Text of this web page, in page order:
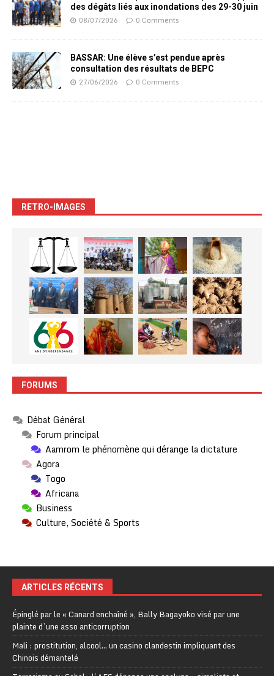
des dégâts liés aux inondations des 29-30 juin
08/07/2026 0 Comments
BASSAR: Une élève s’est pendue après
consultation des résultats de BEPC
27/06/2026 0 Comments
RETRO-IMAGES
FORUMS
Débat Général
Forum principal
Aamrom le phénomène qui dérange la dictature
Agora
Togo
Africana
Business
Culture, Société & Sports
ARTICLES RÉCENTS
Épinglé par le « Canard enchaîné », Bally Bagayoko visé par une
plainte d’une asso anticorruption
Mali : prostitution, alcool… un casino clandestin impliquant des
Chinois démantelé